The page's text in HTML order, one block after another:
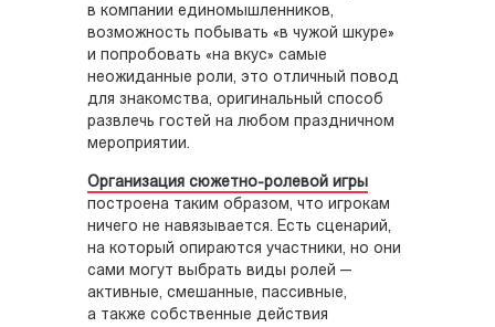
в компании единомышленников,
возможность побывать «в чужой шкуре»
и попробовать «на вкус» самые
неожиданные роли, это отличный повод
для знакомства, оригинальный способ
развлечь гостей на любом праздничном
мероприятии.
Организация сюжетно-ролевой игры
построена таким образом, что игрокам
ничего не навязывается. Есть сценарий,
на который опираются участники, но они
сами могут выбрать виды ролей —
активные, смешанные, пассивные,
а также собственные действия